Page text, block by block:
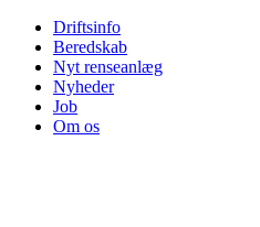
Driftsinfo
Beredskab
Nyt renseanlæg
Nyheder
Job
Om os